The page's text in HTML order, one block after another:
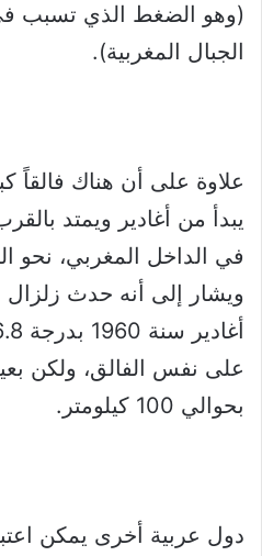
(وهو الضغط الذي تسبب
الجبال المغربية).
علاوة على أن هناك فالقاً
يبدأ من أغادير ويمتد
في الداخل المغربي، نحو
ويشار إلى أنه حدث
على نفس الفالق، ولكن
بحوالي 100 كيلومتر.
دول عربية أخرى يمكن